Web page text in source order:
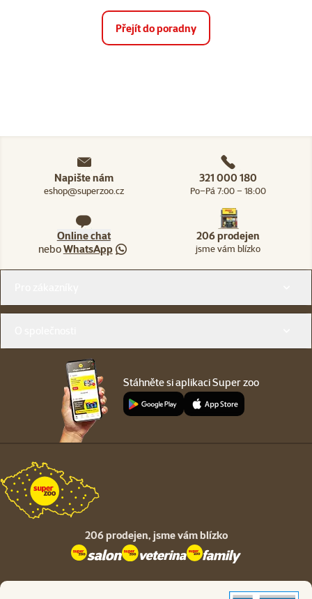
Přejít do poradny
Napište nám
eshop@superzoo.cz
321 000 180
Po–Pá 7:00 – 18:00
Online chat
neboWhatsApp
206 prodejen
jsme vám blízko
Stáhněte si aplikaci Super zoo
206 prodejen, jsme vám blízko